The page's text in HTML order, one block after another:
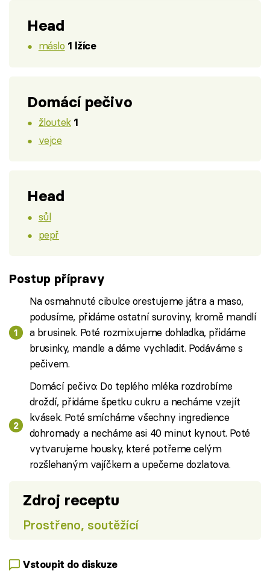
Head
máslo 1 lžíce
Domácí pečivo
žloutek 1
vejce
Head
sůl
pepř
Postup přípravy
Na osmahnuté cibulce orestujeme játra a maso,
podusíme, přidáme ostatní suroviny, kromě mandlí
a brusinek. Poté rozmixujeme dohladka, přidáme
brusinky, mandle a dáme vychladit. Podáváme s
pečivem.
Domácí pečivo: Do teplého mléka rozdrobíme
droždí, přidáme špetku cukru a necháme vzejít
kvásek. Poté smícháme všechny ingredience
dohromady a necháme asi 40 minut kynout. Poté
vytvarujeme housky, které potřeme celým
rozšlehaným vajíčkem a upečeme dozlatova.
Zdroj receptu
Prostřeno, soutěžící
Vstoupit do diskuze